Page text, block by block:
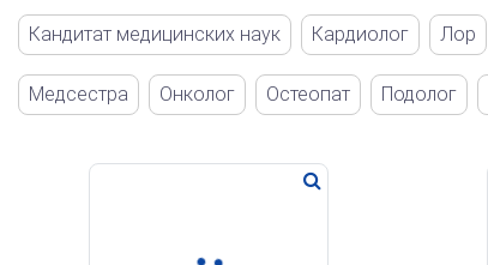
Кандитат медицинских наук Кардиолог Лор
Медсестра Онколог Остеопат Подолог